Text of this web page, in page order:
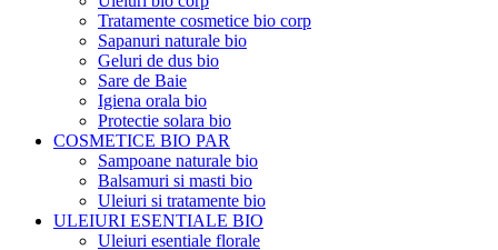
Tratamente cosmetice bio corp
Sapanuri naturale bio
Geluri de dus bio
Sare de Baie
Igiena orala bio
Protectie solara bio
COSMETICE BIO PAR
Sampoane naturale bio
Balsamuri si masti bio
Uleiuri si tratamente bio
ULEIURI ESENTIALE BIO
Uleiuri esentiale florale